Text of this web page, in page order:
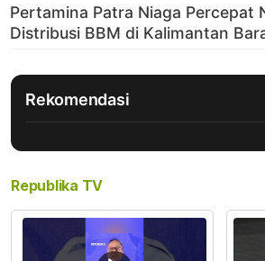
Rekomendasi
Republika TV